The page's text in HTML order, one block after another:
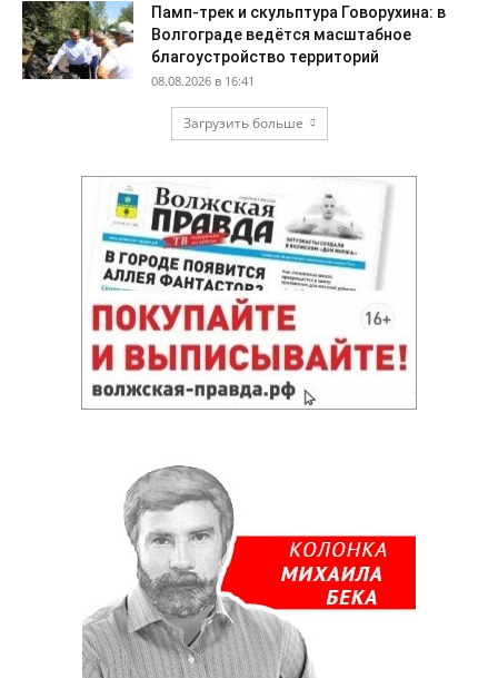
Памп-трек и скульптура Говорухина: в
Волгограде ведётся масштабное
благоустройство территорий
08.08.2026 в 16:41
Загрузить больше